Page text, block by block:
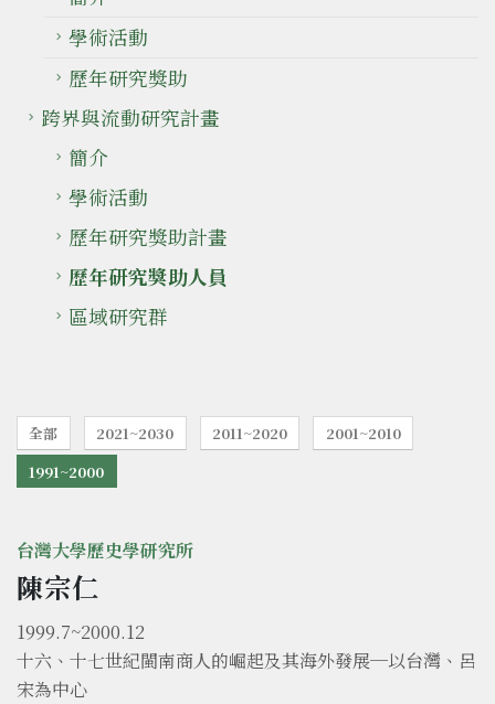
學術活動
歷年研究獎助
跨界與流動研究計畫
簡介
學術活動
歷年研究獎助計畫
歷年研究獎助人員
區域研究群
全部 2021~2030 2011~2020
2001~2010
1991~2000
台灣大學歷史學研究所
陳宗仁
1999.7~2000.12
十六、十七世紀閩南商人的崛起及其海外發展─以台灣、呂
宋為中心